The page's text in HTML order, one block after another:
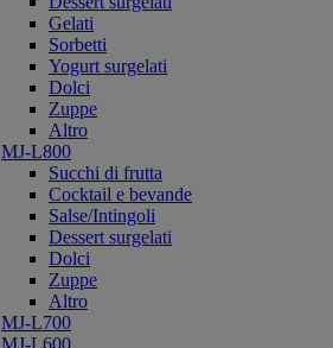
Gelati
Sorbetti
Yogurt surgelati
Dolci
Zuppe
Altro
MJ-L800
Succhi di frutta
Cocktail e bevande
Salse/Intingoli
Dessert surgelati
Dolci
Zuppe
Altro
MJ-L700
MJ-L600